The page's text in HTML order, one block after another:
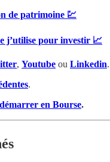
de patrimoine 💹
j’utilise pour investir 📈
, Youtube ou Linkedin.
.
en Bourse.